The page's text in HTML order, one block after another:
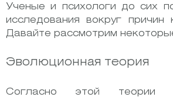
Ученые и психологи до сих
исследования вокруг причин
Давайте рассмотрим
Эволюционная теория
Согласно этой теории